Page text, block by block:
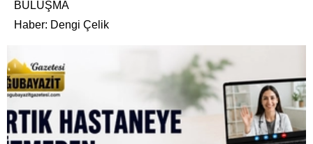
BULUŞMA
Haber: Dengi Çelik